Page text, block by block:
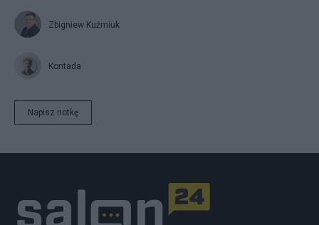
Zbigniew Kuźmiuk
Kontada
Napisz notkę